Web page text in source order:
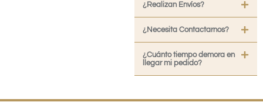
¿Realizan Envíos?
¿Necesita Contactarnos?
¿Cuánto tiempo demora en
llegar mi pedido?